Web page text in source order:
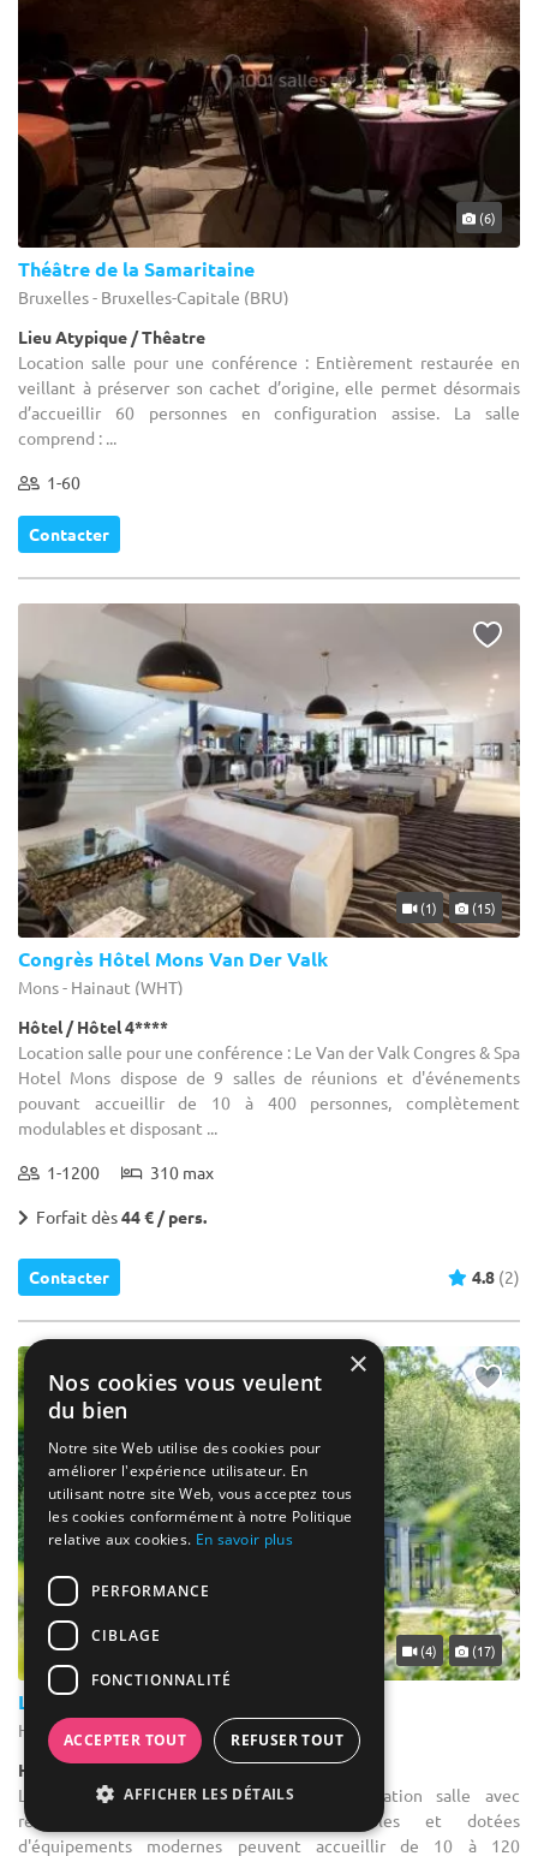
(6)
Théâtre de la Samaritaine
Bruxelles - Bruxelles-Capitale (BRU)
Lieu Atypique / Thêatre
Location salle pour une conférence : Entièrement restaurée en
veillant à préserver son cachet d’origine, elle permet désormais
d’accueillir 60 personnes en configuration assise. La salle
comprend : ...
1-60
Contacter
(1) (15)
Congrès Hôtel Mons Van Der Valk
Mons - Hainaut (WHT)
Hôtel / Hôtel 4****
Location salle pour une conférence : Le Van der Valk Congres & Spa
Hotel Mons dispose de 9 salles de réunions et d'événements
pouvant accueillir de 10 à 400 personnes, complètement
modulables et disposant ...
1-1200 310 max
Forfait dès44 € / pers.
Contacter 4.8 (2)
(4) (17)
Les Sorbiers
Hastière - Province de Namur (WNA)
Hôtel / Hôtel 3***
Location salle pour une conférence : Location salle avec
restauration. Plusieurs salles confortables et dotées
d'équipements modernes peuvent accueillir de 10 à 120
×
Nos cookies vous veulent
du bien
Notre site Web utilise des cookies pour
améliorer l'expérience utilisateur. En
utilisant notre site Web, vous acceptez tous
les cookies conformément à notre Politique
relative aux cookies. En savoir plus
PERFORMANCE
CIBLAGE
FONCTIONNALITÉ
ACCEPTER TOUT REFUSER TOUT
AFFICHER LES DÉTAILS